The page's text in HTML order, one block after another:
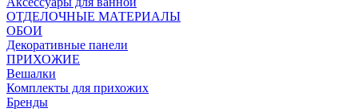
ОТДЕЛОЧНЫЕ МАТЕРИАЛЫ
ОБОИ
Декоративные панели
ПРИХОЖИЕ
Вешалки
Комплекты для прихожих
Бренды